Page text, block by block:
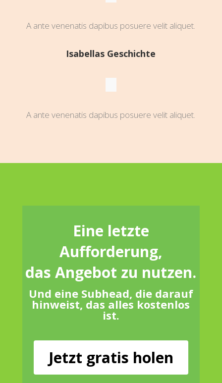
A ante venenatis dapibus posuere velit aliquet.
Isabellas Geschichte
A ante venenatis dapibus posuere velit aliquet.
Eine letzte
Aufforderung,
das Angebot zu nutzen.
Und eine Subhead, die darauf
hinweist, das alles kostenlos
ist.
Jetzt gratis holen